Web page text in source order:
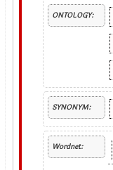
ONTOLOGY:
SYNONYM:
Wordnet: